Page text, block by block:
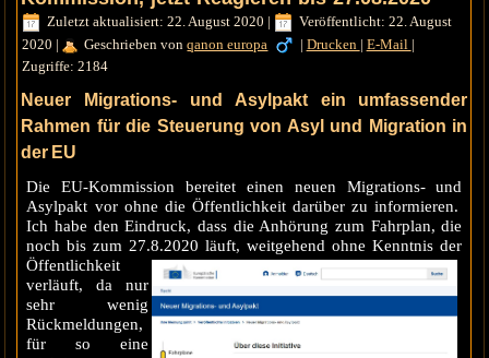
Zuletzt aktualisiert: 22. August 2020 |
Veröffentlicht: 22. August
2020 | Geschrieben vonqanon europa | Drucken | E-Mail |
Zugriffe: 2184
Neuer Migrations- und Asylpakt ein umfassender
Rahmen für die Steuerung von Asyl und Migration in
der EU
Die EU-Kommission bereitet einen neuen Migrations- und
Asylpakt vor ohne die Öffentlichkeit darüber zu informieren.
Ich habe den Eindruck, dass die Anhörung zum Fahrplan, die
noch bis zum 27.8.2020läuft, weitgehend ohne Kenntnis der
Öffentlichkeit
verläuft, da nur
sehr wenig
Rückmeldungen,
für so eine